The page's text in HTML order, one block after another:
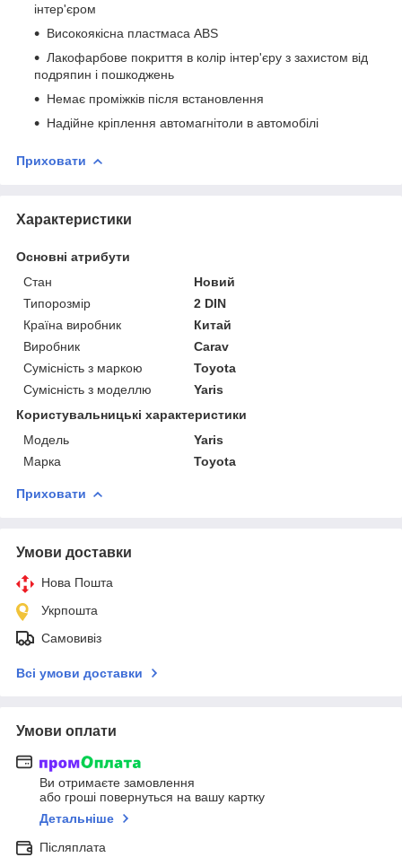
інтер'єром
Високоякісна пластмаса ABS
Лакофарбове покриття в колір інтер'єру з захистом від
подряпин і пошкоджень
Немає проміжків після встановлення
Надійне кріплення автомагнітоли в автомобілі
Приховати
Характеристики
Основні атрибути
Стан
Новий
Типорозмір
2 DIN
Країна виробник
Китай
Виробник
Carav
Сумісність з маркою
Toyota
Сумісність з моделлю
Yaris
Користувальницькі характеристики
Модель
Yaris
Марка
Toyota
Приховати
Умови доставки
Нова Пошта
Укрпошта
Самовивіз
Всі умови доставки
Умови оплати
Ви отримаєте замовлення
або гроші повернуться на вашу картку
Детальніше
Післяплата